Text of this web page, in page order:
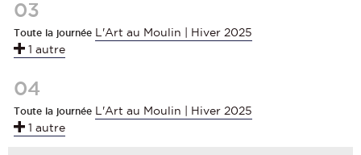
03
Toute la journée L'Art au Moulin | Hiver 2025
1 autre
04
Toute la journée L'Art au Moulin | Hiver 2025
1 autre